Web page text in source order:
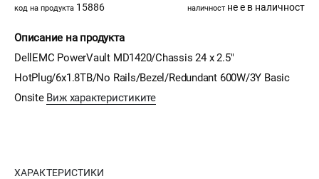
код на продукта 15886 наличност не е в наличност
Описание на продукта
DellEMC PowerVault MD1420/Chassis 24 x 2.5"
HotPlug/6x1.8TB/No Rails/Bezel/Redundant 600W/3Y Basic
Onsite Виж характеристиките
ХАРАКТЕРИСТИКИ